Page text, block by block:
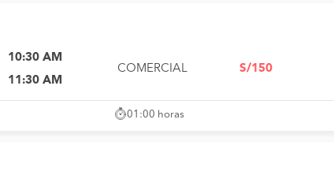
10:30 AM
11:30 AM
COMERCIAL S/150
01:00 horas